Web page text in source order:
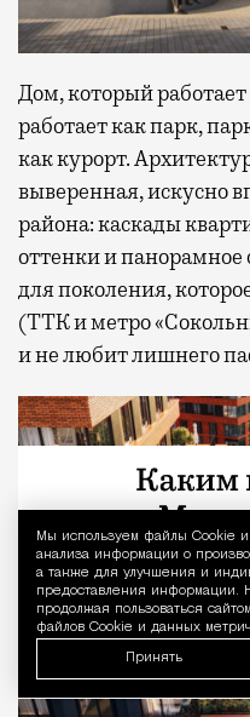
Мы используем файлы Сookie
анализа информации о
а также для улучшения и
предоставления информации.
продолжая пользоваться
файлов Cookie и данных
Принять
Дом, который
работает как парк,
как курорт.
выверенная, искусно
района: каскады
оттенки и панорамное
для поколения,
(ТТК и метро
и не любит лишнего